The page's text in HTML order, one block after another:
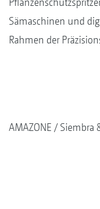
Sämaschinen und
Rahmen der
AMAZONE Siembra